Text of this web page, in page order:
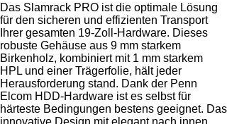
Das Slamrack PRO ist die optimale Lösung
für den sicheren und effizienten Transport
Ihrer gesamten 19-Zoll-Hardware. Dieses
robuste Gehäuse aus 9 mm starkem
Birkenholz, kombiniert mit 1 mm starkem
HPL und einer Trägerfolie, hält jeder
Herausforderung stand. Dank der Penn
Elcom HDD-Hardware ist es selbst für
härteste Bedingungen bestens geeignet. Das
innovative Design mit elegant nach innen